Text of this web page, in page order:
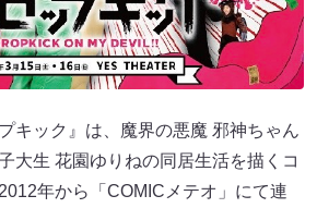
キック』は、魔界の悪魔 邪神ちゃん
大生 花園ゆりねの同居生活を描くコ
年から「COMICメテオ」にて連